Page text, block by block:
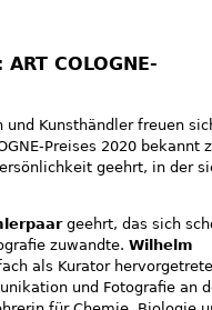
COLOGNE-
und Kunsthändler freuen
Preises 2020 bekannt
geehrt, in der
geehrt, das sich
zuwandte. Wilhelm
als Kurator
und Fotografie an